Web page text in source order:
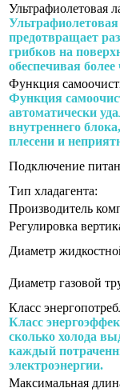
Ультрафиолетовая
предотвращает
грибков на
обеспечивая
Функция
Функция
автоматически
внутреннего
плесени и
Подключение
Тип хладагента:
Производитель
Регулировка
Диаметр
Диаметр газовой
Класс
Класс
сколько холода
каждый
электроэнергии.
Максимальная